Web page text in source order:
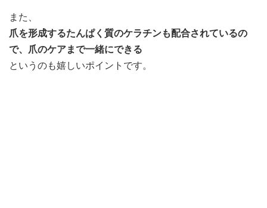
また、
爪を形成するたんぱく質のケラチンも配合されているの
で、爪のケアまで一緒にできる
というのも嬉しいポイントです。